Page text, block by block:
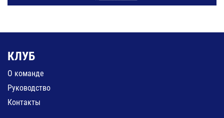
КЛУБ
О команде
Руководство
Контакты